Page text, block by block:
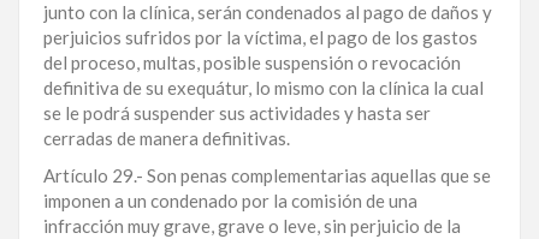
junto con la clínica, serán condenados al pago de daños y
perjuicios sufridos por la víctima, el pago de los gastos
del proceso, multas, posible suspensión o revocación
definitiva de su exequátur, lo mismo con la clínica la cual
se le podrá suspender sus actividades y hasta ser
cerradas de manera definitivas.
Artículo 29.- Son penas complementarias aquellas que se
imponen a un condenado por la comisión de una
infracción muy grave, grave o leve, sin perjuicio de la